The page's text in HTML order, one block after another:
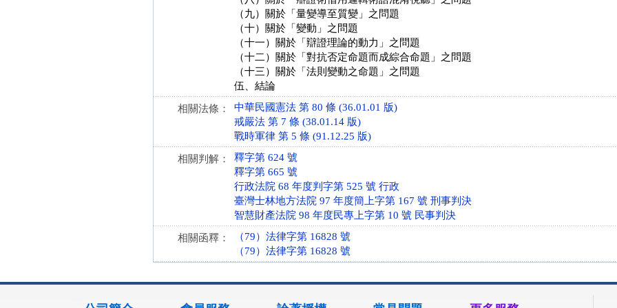
（九）關於「量變導至質變」之問題
（十）關於「變動」之問題
（十一）關於「辯證理論的動力」之問題
（十二）關於「對抗否定命題而成綜合命題」之問題
（十三）關於「法則變動之命題」之問題
伍、結論
相關法條：
中華民國憲法 第 80 條 (36.01.01 版)
戒嚴法 第 7 條 (38.01.14 版)
戰時軍律 第 5 條 (91.12.25 版)
相關判解：
釋字第 624 號
釋字第 665 號
行政法院 68 年度判字第 525 號 行政
臺灣士林地方法院 97 年度簡上字第 167 號 刑事判決
智慧財產法院 98 年度民專上字第 10 號 民事判決
相關函釋：
（79）法律字第 16828 號
（79）法律字第 16828 號